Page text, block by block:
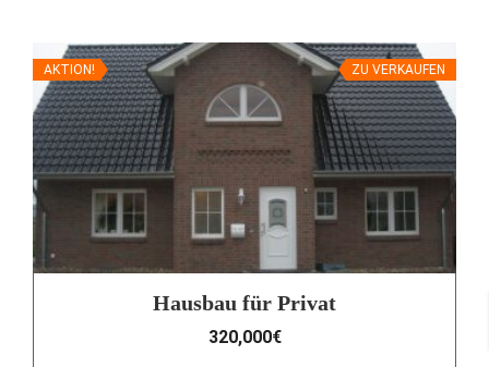
AKTION! ZU VERKAUFEN
Hausbau für Privat
320,000€